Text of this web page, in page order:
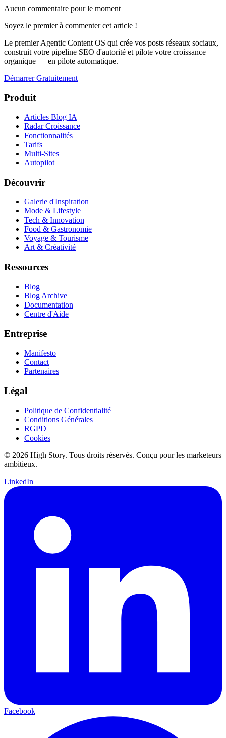
Aucun commentaire pour le moment
Soyez le premier à commenter cet article !
Le premier Agentic Content OS qui crée vos posts réseaux sociaux,
construit votre pipeline SEO d'autorité et pilote votre croissance
organique — en pilote automatique.
Démarrer Gratuitement
Produit
Articles Blog IA
Radar Croissance
Fonctionnalités
Tarifs
Multi-Sites
Autopilot
Découvrir
Galerie d'Inspiration
Mode & Lifestyle
Tech & Innovation
Food & Gastronomie
Voyage & Tourisme
Art & Créativité
Ressources
Blog
Blog Archive
Documentation
Centre d'Aide
Entreprise
Manifesto
Contact
Partenaires
Légal
Politique de Confidentialité
Conditions Générales
RGPD
Cookies
© 2026 High Story. Tous droits réservés. Conçu pour les marketeurs
ambitieux.
LinkedIn
Facebook